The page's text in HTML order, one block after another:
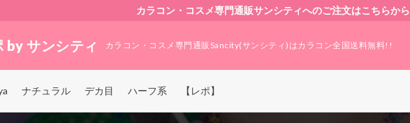
カラコン・コスメ専門通販サンシティへのご注文はこちらから
by サンシティ カラコン・コスメ専門通販Sancity(サンシティ)はカラコン全国送料無料!!
ナチュラル デカ目 ハーフ系 【レポ】